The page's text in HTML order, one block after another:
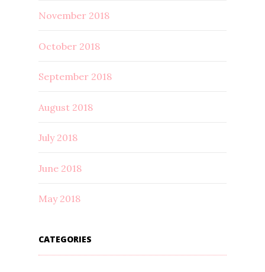
November 2018
October 2018
September 2018
August 2018
July 2018
June 2018
May 2018
CATEGORIES